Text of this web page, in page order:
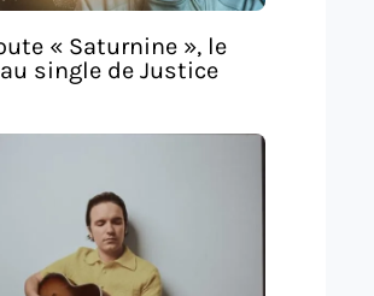
« Saturnine », le
single de Justice